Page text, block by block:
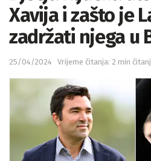
Xavija i zašto je
zadržati njega u
25/04/2024 Vrijeme čitanja: 2 min